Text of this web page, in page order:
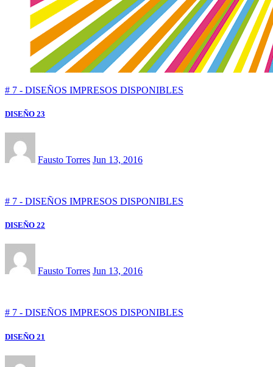
# 7 - DISEÑOS IMPRESOS DISPONIBLES
DISEÑO 23
Fausto Torres Jun 13, 2016
# 7 - DISEÑOS IMPRESOS DISPONIBLES
DISEÑO 22
Fausto Torres Jun 13, 2016
# 7 - DISEÑOS IMPRESOS DISPONIBLES
DISEÑO 21